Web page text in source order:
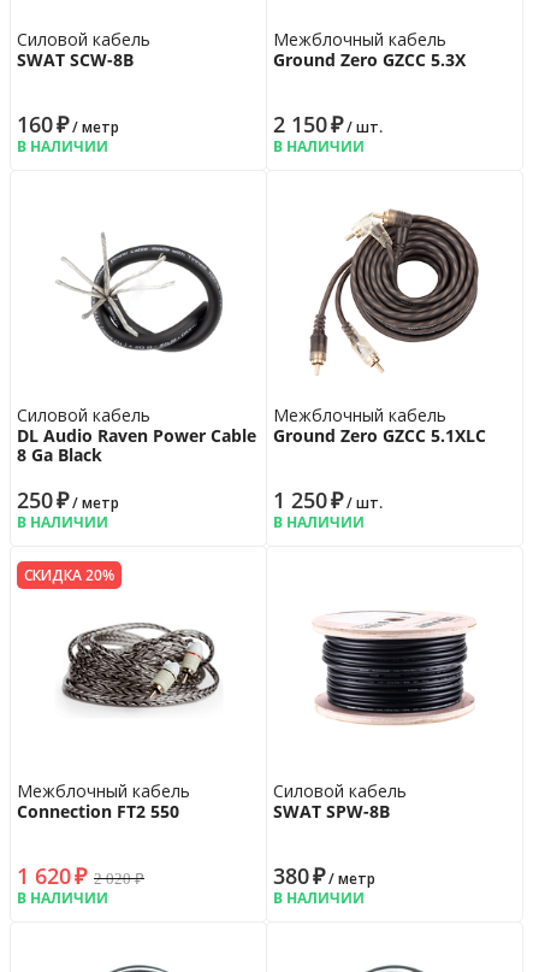
Силовой кабель
SWAT SCW-8B
160₽/ метр
В НАЛИЧИИ
Межблочный кабель
Ground Zero GZCC 5.3X
2 150₽/ шт.
В НАЛИЧИИ
Силовой кабель
DL Audio Raven Power Cable
8 Ga Black
250₽/ метр
В НАЛИЧИИ
Межблочный кабель
Ground Zero GZCC 5.1XLC
1 250₽/ шт.
В НАЛИЧИИ
СКИДКА 20%
Межблочный кабель
Connection FT2 550
1 620₽ 2 020₽
В НАЛИЧИИ
Силовой кабель
SWAT SPW-8B
380₽/ метр
В НАЛИЧИИ